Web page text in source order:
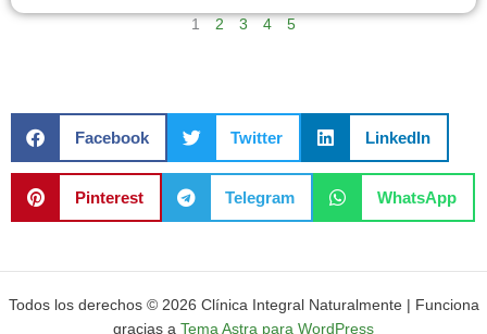
1 2 3 4 5
Facebook Twitter LinkedIn
Pinterest Telegram WhatsApp
Todos los derechos © 2026 Clínica Integral Naturalmente | Funciona
gracias a Tema Astra para WordPress